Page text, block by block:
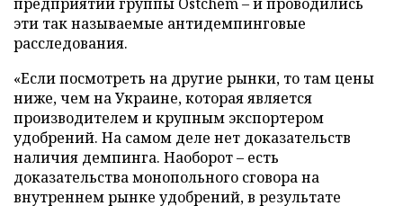
эти так называемые антидемпинговые
расследования.
«Если посмотреть на другие рынки, то там цены
ниже, чем на Украине, которая является
производителем и крупным экспортером
удобрений. На самом деле нет доказательств
наличия демпинга. Наоборот – есть
доказательства монопольного сговора на
внутреннем рынке удобрений, в результате